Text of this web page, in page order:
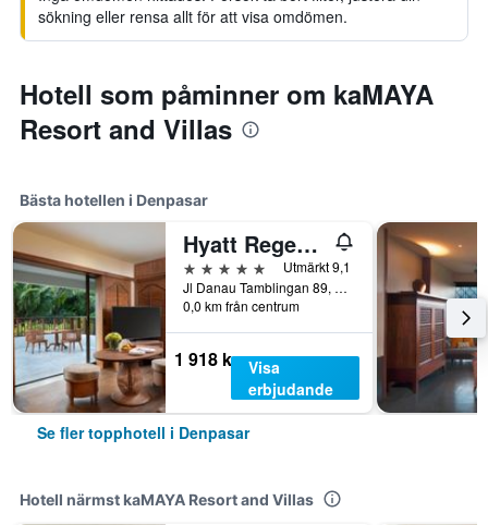
sökning eller rensa allt för att visa omdömen.
Hotell som påminner om kaMAYA
Resort and Villas
Bästa hotellen i Denpasar
Hyatt Regency Bali
5 stjärnor
Utmärkt 9,1
Jl Danau Tamblingan 89, Denpasar, Indonesien
0,0 km från centrum
1 918 kr Visa
erbjudande
Se fler topphotell i Denpasar
Hotell närmst kaMAYA Resort and Villas